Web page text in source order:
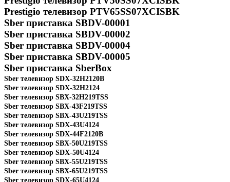
Prestigio телевизор PTV65SS07XCISBK
Sber приставка SBDV-00001
Sber приставка SBDV-00002
Sber приставка SBDV-00004
Sber приставка SBDV-00005
Sber приставка SberBox
Sber телевизор SDX-32H2120B
Sber телевизор SDX-32H2124
Sber телевизор SBX-32H219TSS
Sber телевизор SBX-43F219TSS
Sber телевизор SBX-43U219TSS
Sber телевизор SDX-43U4124
Sber телевизор SDX-44F2120B
Sber телевизор SBX-50U219TSS
Sber телевизор SDX-50U4124
Sber телевизор SBX-55U219TSS
Sber телевизор SBX-65U219TSS
Sber телевизор SDX-65U4124